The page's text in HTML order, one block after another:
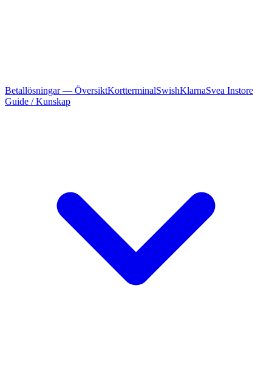
Betallösningar — ÖversiktKortterminalSwishKlarnaSvea Instore
Guide / Kunskap